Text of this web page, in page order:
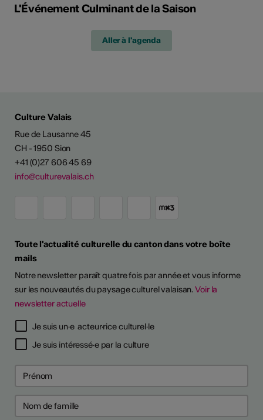
L'Événement Culminant de la Saison
Aller à l'agenda
Culture Valais
Rue de Lausanne 45
CH - 1950 Sion
+41 (0)27 606 45 69
info@culturevalais.ch
Toute l'actualité culturelle du canton dans votre boîte
mails
Notre newsletter paraît quatre fois par année et vous informe
sur les nouveautés du paysage culturel valaisan.Voir la
newsletter actuelle
Je suis un·e acteur·rice culturel·le
Je suis intéressé·e par la culture